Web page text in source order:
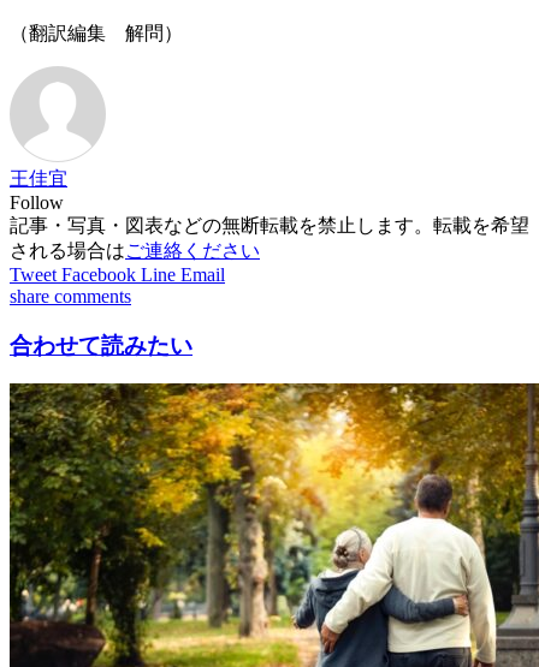
（翻訳編集 解問）
王佳宜
Follow
記事・写真・図表などの無断転載を禁止します。転載を希望
される場合はご連絡ください
Tweet Facebook Line Email
share comments
合わせて読みたい